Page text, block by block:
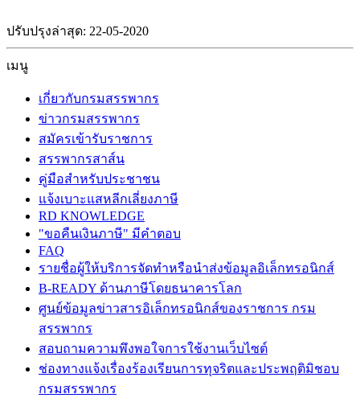
ปรับปรุงล่าสุด: 22-05-2020
เมนู
เกี่ยวกับกรมสรรพากร
ข่าวกรมสรรพากร
สมัครเข้ารับราชการ
สรรพากรสาส์น
คู่มือสำหรับประชาชน
แจ้งเบาะแสหลีกเลี่ยงภาษี
RD KNOWLEDGE
"ขอคืนเงินภาษี" มีคำตอบ
FAQ
รายชื่อผู้ให้บริการจัดทำหรือนำส่งข้อมูลอิเล็กทรอนิกส์
B-READY ด้านภาษีโดยธนาคารโลก
ศูนย์ข้อมูลข่าวสารอิเล็กทรอนิกส์ของราชการ กรม
สรรพากร
สอบถามความพึงพอใจการใช้งานเว็บไซต์
ช่องทางแจ้งเรื่องร้องเรียนการทุจริตและประพฤติมิชอบ
กรมสรรพากร